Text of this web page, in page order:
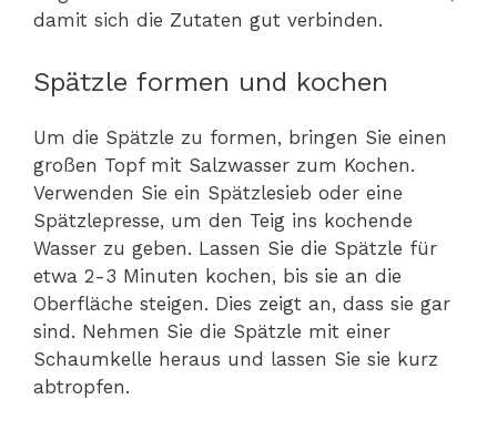
damit sich die Zutaten gut verbinden.
Spätzle formen und kochen
Um die Spätzle zu formen, bringen Sie einen
großen Topf mit Salzwasser zum Kochen.
Verwenden Sie ein Spätzlesieb oder eine
Spätzlepresse, um den Teig ins kochende
Wasser zu geben. Lassen Sie die Spätzle für
etwa 2-3 Minuten kochen, bis sie an die
Oberfläche steigen. Dies zeigt an, dass sie gar
sind. Nehmen Sie die Spätzle mit einer
Schaumkelle heraus und lassen Sie sie kurz
abtropfen.